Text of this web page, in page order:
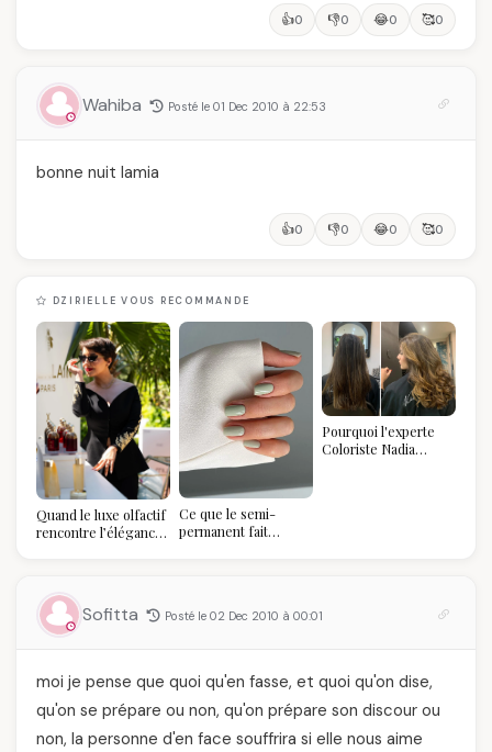
👍0 👎0 😂0 🥰0
Wahiba Posté le 01 Dec 2010 à 22:53
bonne nuit lamia
👍0 👎0 😂0 🥰0
DZIRIELLE VOUS RECOMMANDE
Quand le luxe olfactif
rencontre l’élégance
temps
Ce que le semi-
permanent fait
Pourquoi l'experte
Coloriste Nadia
Sofitta Posté le 02 Dec 2010 à 00:01
moi je pense que quoi qu'en fasse, et quoi qu'on dise,
qu'on se prépare ou non, qu'on prépare son discour ou
non, la personne d'en face souffrira si elle nous aime